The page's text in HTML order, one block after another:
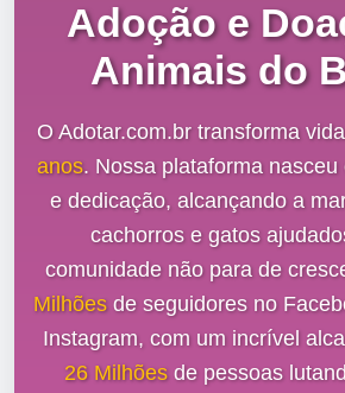
Adoção e
Animais do
O Adotar.com.br transforma
anos. Nossa plataforma
e dedicação, alcançando a
cachorros e gatos
comunidade não para de
Milhõesde seguidores no
Instagram, com um incrível
26 Milhõesde pessoas